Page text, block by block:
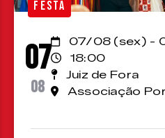
FESTA
07
08
07/08 (sex) -
18:00
Juiz de Fora
Associação